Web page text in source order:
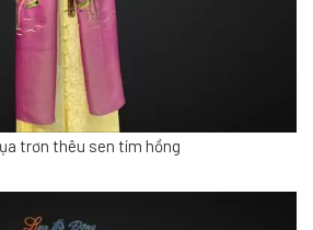
trơn thêu sen tím hồng